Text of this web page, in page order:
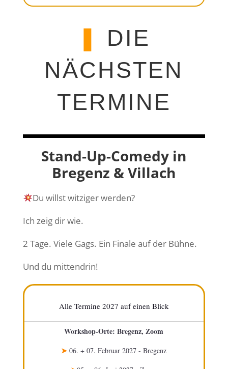
DIE
NÄCHSTEN
TERMINE
Stand-Up-Comedy in
Bregenz & Villach
Du willst witziger werden?
Ich zeig dir wie.
2 Tage. Viele Gags. Ein Finale auf der Bühne.
Und du mittendrin!
Alle Termine 2027 auf einen Blick
Workshop-Orte: Bregenz, Zoom
➤ 06. + 07. Februar 2027 - Bregenz